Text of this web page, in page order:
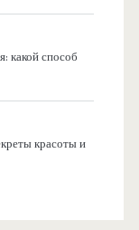
какой способ
красоты и